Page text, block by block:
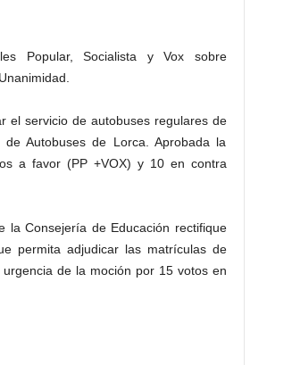
Popular, Socialista y Vox sobre
el servicio de autobuses regulares de
Autobuses de Lorca. Aprobada la
a favor (PP +VOX) y 10 en contra
la Consejería de Educación rectifique
permita adjudicar las matrículas de
de la moción por 15 votos en